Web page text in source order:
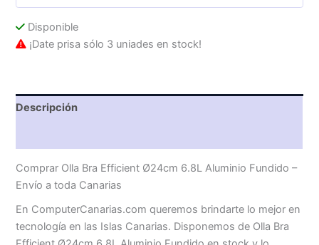
Disponible
¡Date prisa sólo 3 uniades en stock!
Descripción
Comprar Olla Bra Efficient Ø24cm 6.8L Aluminio Fundido –
Envío a toda Canarias
En ComputerCanarias.com queremos brindarte lo mejor en
tecnología en las Islas Canarias. Disponemos de Olla Bra